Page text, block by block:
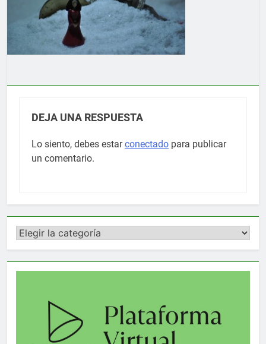
DEJA UNA RESPUESTA
Lo siento, debes estarconectado para publicar
un comentario.
Categorías